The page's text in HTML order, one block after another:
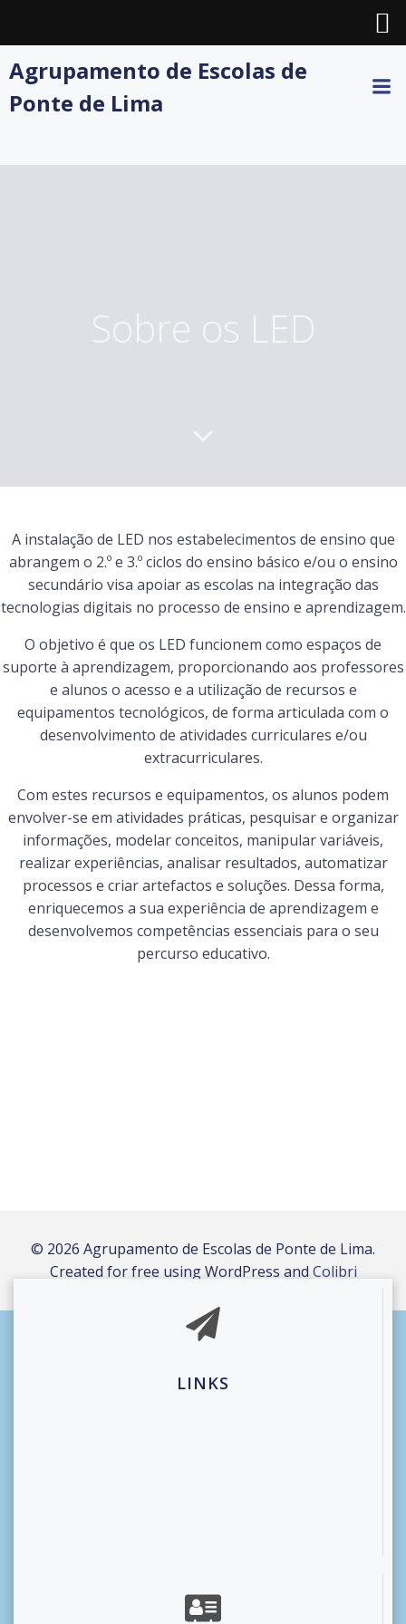
to
Agrupamento de Escolas de
Ponte de Lima
Sobre os LED
A instalação de LED nos estabelecimentos de ensino que
abrangem o 2.º e 3.º ciclos do ensino básico e/ou o ensino
secundário visa apoiar as escolas na integração das
tecnologias digitais no processo de ensino e aprendizagem.
O objetivo é que os LED funcionem como espaços de
suporte à aprendizagem, proporcionando aos professores
e alunos o acesso e a utilização de recursos e
equipamentos tecnológicos, de forma articulada com o
desenvolvimento de atividades curriculares e/ou
extracurriculares.
Com estes recursos e equipamentos, os alunos podem
envolver-se em atividades práticas, pesquisar e organizar
informações, modelar conceitos, manipular variáveis,
realizar experiências, analisar resultados, automatizar
processos e criar artefactos e soluções. Dessa forma,
enriquecemos a sua experiência de aprendizagem e
desenvolvemos competências essenciais para o seu
percurso educativo.
© 2026 Agrupamento de Escolas de Ponte de Lima.
Created for free using WordPress andColibri
LINKS